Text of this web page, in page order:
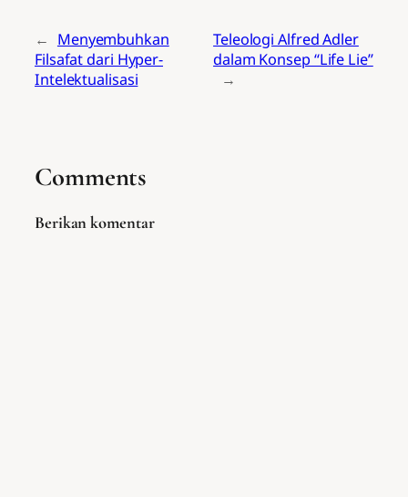
← Menyembuhkan
Filsafat dari Hyper-
Intelektualisasi
Teleologi Alfred Adler
dalam Konsep “Life Lie”
→
Comments
Berikan komentar